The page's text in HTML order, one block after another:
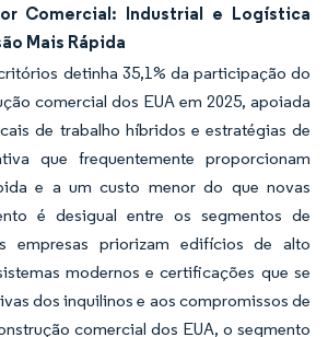
Comercial: Industrial e Logística
Mais Rápida
detinha 35,1% da participação do
comercial dos EUA em 2025, apoiada
de trabalho híbridos e estratégias de
que frequentemente proporcionam
e a um custo menor do que novas
é desigual entre os segmentos de
empresas priorizam edifícios de alto
modernos e certificações que se
dos inquilinos e aos compromissos de
comercial dos EUA, o segmento